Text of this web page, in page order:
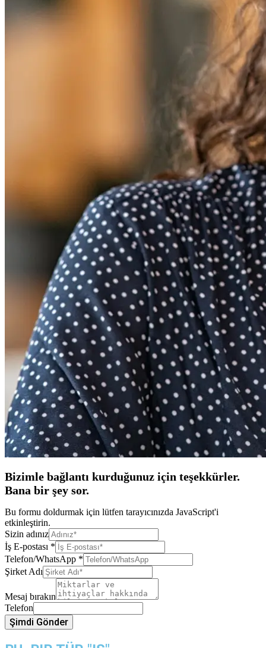
Bizimle bağlantı kurduğunuz için teşekkürler.
Bana bir şey sor.
Bu formu doldurmak için lütfen tarayıcınızda JavaScript'i
etkinleştirin.
Sizin adınız
İş E-postası *
Telefon/WhatsApp *
Şirket Adı
Mesaj bırakın
Telefon
Şimdi Gönder